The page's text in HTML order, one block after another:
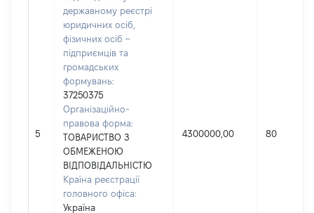
5
державному реєстрі
юридичних осіб,
фізичних осіб –
підприємців та
громадських
формувань:
37250375
Організаційно-
правова форма:
ТОВАРИСТВО З
ОБМЕЖЕНОЮ
ВІДПОВІДАЛЬНІСТЮ
Країна реєстрації
головного офіса:
Україна
4300000,00 80